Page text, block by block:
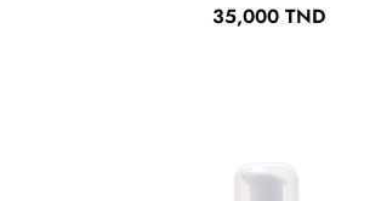
Prix
35,000 TND